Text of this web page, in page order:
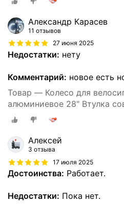
Александр Карасев
11 отзывов
27 июня 2025
Недостатки: нету
Комментарий: новое есть
Товар — Колесо для
алюминиевое 28" Втулка
тормоз, 36 спиц 14G - 2мм.
Алексей
3 отзыва
17 июля 2025
Достоинства: Работает.
Недостатки: Пока нет.